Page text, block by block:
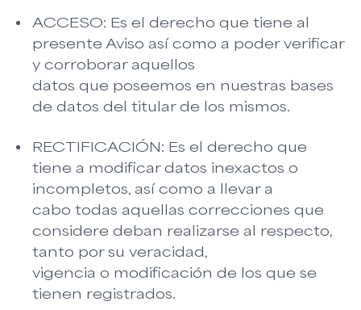
ACCESO: Es el derecho que tiene al
presente Aviso así como a poder verificar
y corroborar aquellos
datos que poseemos en nuestras bases
de datos del titular de los mismos.
RECTIFICACIÓN: Es el derecho que
tiene a modificar datos inexactos o
incompletos, así como a llevar a
cabo todas aquellas correcciones que
considere deban realizarse al respecto,
tanto por su veracidad,
vigencia o modificación de los que se
tienen registrados.